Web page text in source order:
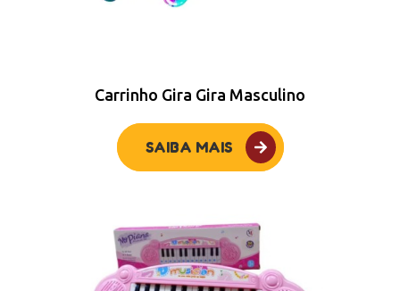
Carrinho Gira Gira Masculino
SAIBA MAIS